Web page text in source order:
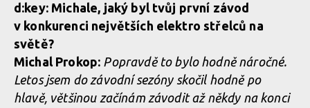
d:key: Michale, jaký byl tvůj první závod
v konkurenci největších elektro střelců na
světě?
Michal Prokop: Popravdě to bylo hodně náročné.
Letos jsem do závodní sezóny skočil hodně po
hlavě, většinou začínám závodit až někdy na konci